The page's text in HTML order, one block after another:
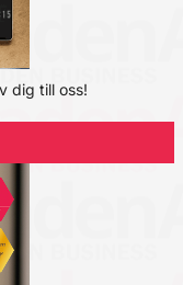
dig till oss!